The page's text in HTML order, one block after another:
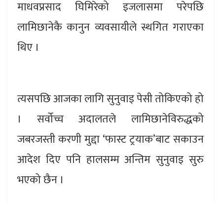
माधवप्रसाद घिमिरेको इजलासमा परेपछि
लामिछानेकै कानुन व्यवसायीले स्थगित गराएका
थिए ।
त्यसपछि आजका लागि सुनुवाइ पेसी तोकिएको हो
। सर्वोच्च अदालतले लामिछानेविरुद्धको
जबरजस्ती करणी मुद्दा ‘फास्ट ट्रयाक’बाट सकाउन
आदेश दिए पनि हालसम्म अन्तिम सुनुवाइ सुरु
भएको छैन ।